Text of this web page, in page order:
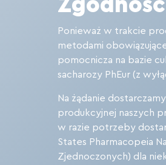
Ponieważ w trakcie
metodami
pomocnicza na bazie
sacharozy PhEur (z
Na żądanie
produkcyjnej naszych
w razie potrzeby
States Pharmacopeia
Zjednoczonych) dla